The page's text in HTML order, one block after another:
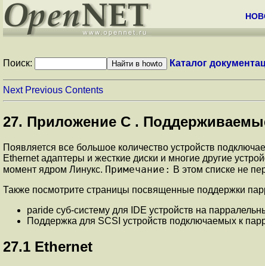
Поиск: Каталог
Next Previous Contents
27. Приложение C .
Появляется все большое количество устройств
Ethernet адаптеры и жесткие диски и многие другие
момент ядром Линукс. Примечание: В этом списке не
Также посмотрите страницы посвященные поддержки
paride суб-систему для IDE устройств на
Поддержка для SCSI устройств подключаемых к
27.1 Ethernet